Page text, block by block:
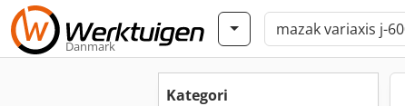
Danmark
Kategori